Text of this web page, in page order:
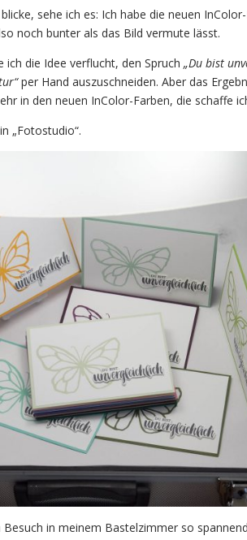
sehe ich es: Ich habe die neuen
noch bunter als das Bild vermute lässt.
ich die Idee verflucht, den Spruch „Du bist
per Hand auszuschneiden. Aber das
in den neuen InColor-Farben, die schaffe
„Fotostudio“.
in meinem Bastelzimmer so